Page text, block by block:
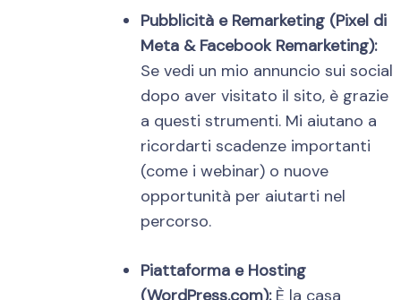
Pubblicità e Remarketing (Pixel di
Meta & Facebook Remarketing):
Se vedi un mio annuncio sui social
dopo aver visitato il sito, è grazie
a questi strumenti. Mi aiutano a
ricordarti scadenze importanti
(come i webinar) o nuove
opportunità per aiutarti nel
percorso.
Piattaforma e Hosting
(WordPress.com):È la casa